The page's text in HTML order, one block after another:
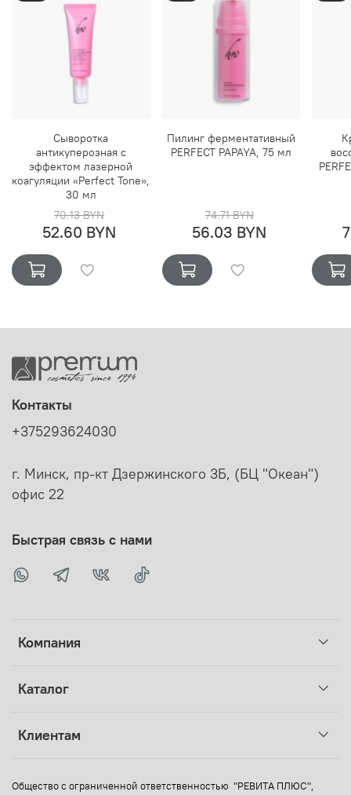
Сыворотка
антикуперозная с
эффектом лазерной
коагуляции «Perfect Tone»,
30 мл
70.13 BYN
52.60 BYN
Пилинг ферментативный
PERFECT PAPAYA, 75 мл
74.71 BYN
56.03 BYN
Компания
Каталог
Клиентам
Контакты
+375293624030
г. Минск, пр-кт Дзержинского 3Б, (БЦ "Океан")
офис 22
Быстрая связь с нами
Общество с ограниченной ответственностью "РЕВИТА ПЛЮС",